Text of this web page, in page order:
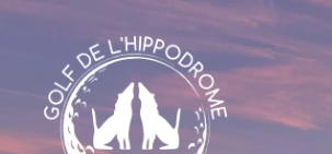
Passer
contenu